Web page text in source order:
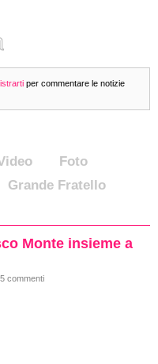
per commentare le notizie
Foto
Grande Fratello
Monte insieme a
commenti